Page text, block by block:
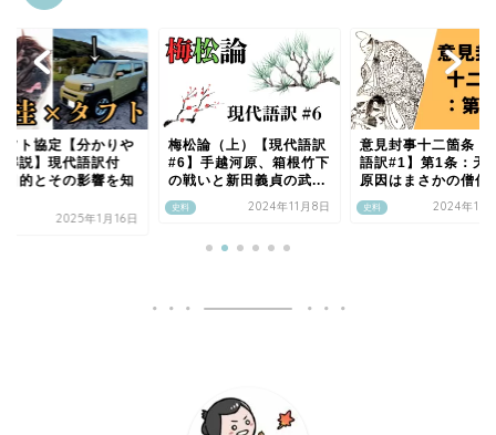
フト協定【分かりや
解説】現代語訳付
目的とその影響を知
2025年1月16日
史料
梅松論（上）【現代語訳
#6】手越河原、箱根竹下
の戦いと新田義貞の武...
2024年11月8日 史料
意見封事十二箇条【
語訳#1】第1条：天
原因はまさかの僧侶
2024年10